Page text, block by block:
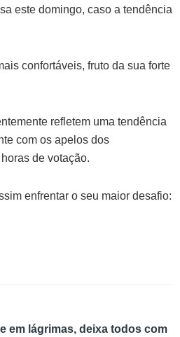
este domingo, caso a tendência
confortáveis, fruto da sua forte
refletem uma tendência
com os apelos dos
de votação.
enfrentar o seu maior desafio:
em lágrimas, deixa todos com